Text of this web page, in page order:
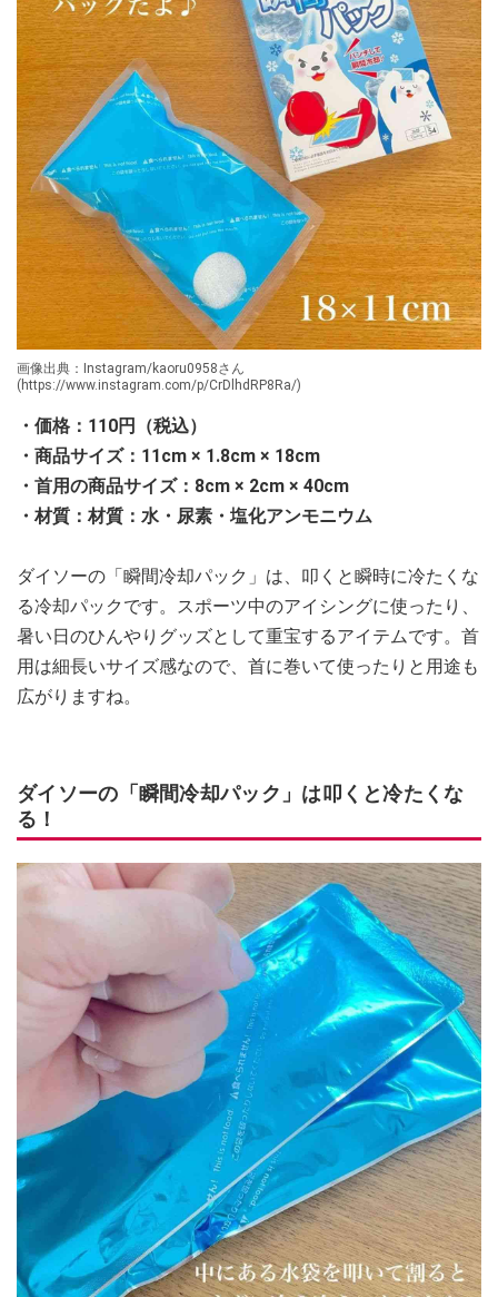
画像出典：Instagram/kaoru0958さん
(https://www.instagram.com/p/CrDlhdRP8Ra/)
・価格：110円（税込）
・商品サイズ：11cm × 1.8cm × 18cm
・首用の商品サイズ：8cm × 2cm × 40cm
・材質：材質：水・尿素・塩化アンモニウム
ダイソーの「瞬間冷却パック」は、叩くと瞬時に冷たくな
る冷却パックです。スポーツ中のアイシングに使ったり、
暑い日のひんやりグッズとして重宝するアイテムです。首
用は細長いサイズ感なので、首に巻いて使ったりと用途も
広がりますね。
ダイソーの「瞬間冷却パック」は叩くと冷たくな
る！